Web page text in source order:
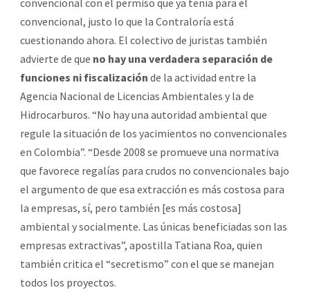
convencional con el permiso que ya tenía para el
convencional, justo lo que la Contraloría está
cuestionando ahora. El colectivo de juristas también
advierte de que no hay una verdadera separación de
funciones ni fiscalización de la actividad entre la
Agencia Nacional de Licencias Ambientales y la de
Hidrocarburos. “No hay una autoridad ambiental que
regule la situación de los yacimientos no convencionales
en Colombia”. “Desde 2008 se promueve una normativa
que favorece regalías para crudos no convencionales bajo
el argumento de que esa extracción es más costosa para
la empresas, sí, pero también [es más costosa]
ambiental y socialmente. Las únicas beneficiadas son las
empresas extractivas”, apostilla Tatiana Roa, quien
también critica el “secretismo” con el que se manejan
todos los proyectos.